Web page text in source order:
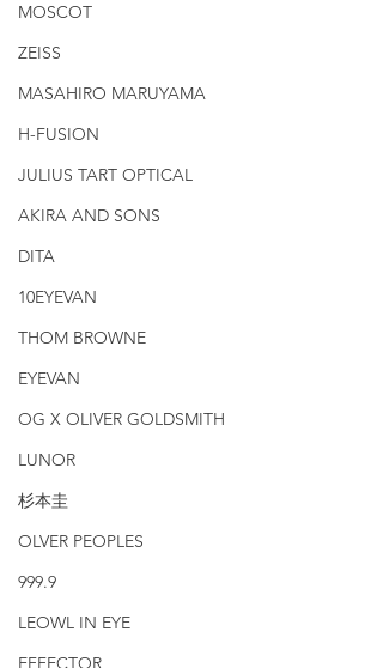
MOSCOT
ZEISS
MASAHIRO MARUYAMA
H-FUSION
JULIUS TART OPTICAL
AKIRA AND SONS
DITA
10EYEVAN
THOM BROWNE
EYEVAN
OG X OLIVER GOLDSMITH
LUNOR
杉本圭
OLVER PEOPLES
999.9
LEOWL IN EYE
EFFECTOR